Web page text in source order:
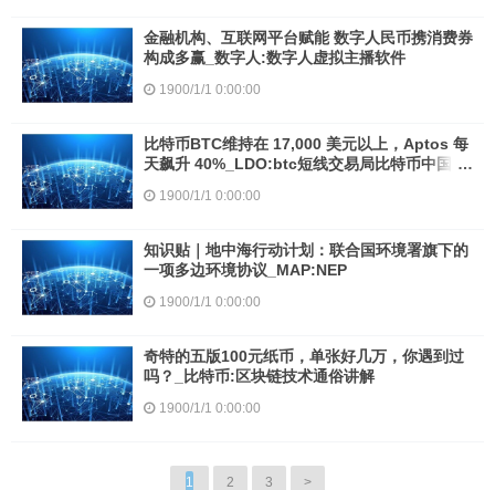
金融机构、互联网平台赋能 数字人民币携消费券
构成多赢_数字人:数字人虚拟主播软件
1900/1/1 0:00:00
比特币BTC维持在 17,000 美元以上，Aptos 每
天飙升 40%_LDO:btc短线交易局比特币中国官
1900/1/1 0:00:00
知识贴｜地中海行动计划：联合国环境署旗下的
一项多边环境协议_MAP:NEP
1900/1/1 0:00:00
奇特的五版100元纸币，单张好几万，你遇到过
吗？_比特币:区块链技术通俗讲解
1900/1/1 0:00:00
1 2 3 >